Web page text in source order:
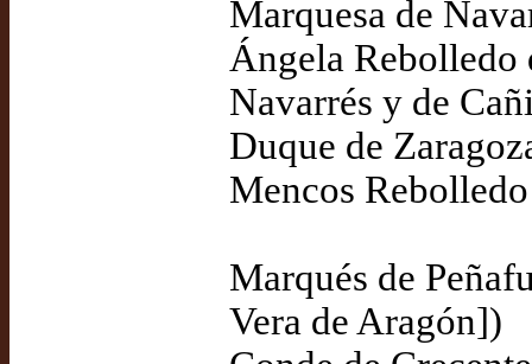
Marquesa de
Ángela Rebolledo
Navarrés y de
Duque de
Mencos
Marqués de
Vera de Aragón])